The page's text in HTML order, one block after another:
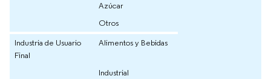
Azúcar
Otros
Industria de Usuario
Final
Alimentos y Bebidas
Industrial